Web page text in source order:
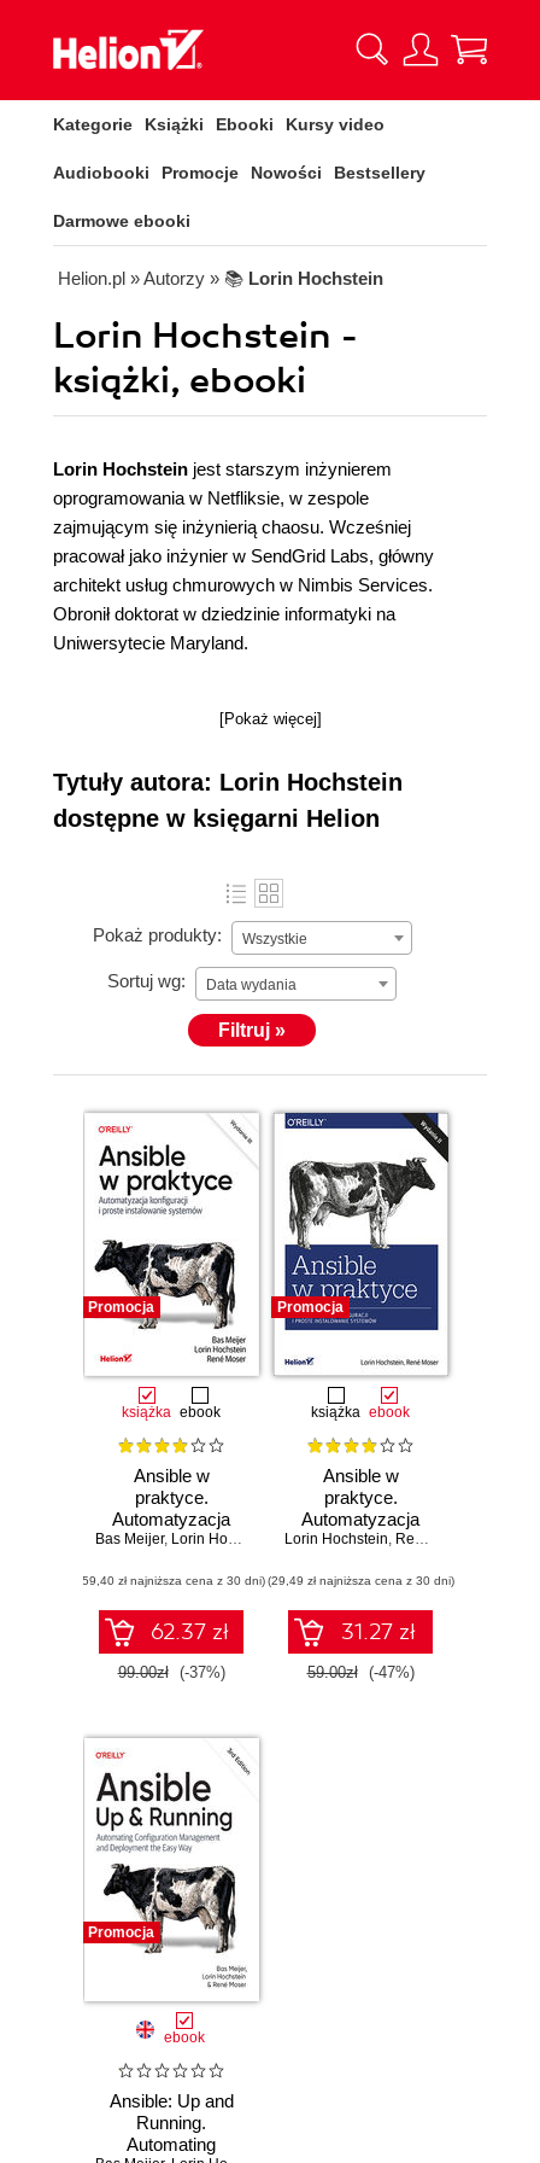
Kategorie Książki Ebooki Kursy video
Audiobooki Promocje Nowości Bestsellery
Darmowe ebooki
Helion.pl » Autorzy » 📚 Lorin Hochstein
Lorin Hochstein -
książki, ebooki
Lorin Hochstein jest starszym inżynierem
oprogramowania w Netfliksie, w zespole
zajmującym się inżynierią chaosu. Wcześniej
pracował jako inżynier w SendGrid Labs, główny
architekt usług chmurowych w Nimbis Services.
Obronił doktorat w dziedzinie informatyki na
Uniwersytecie Maryland.
[Pokaż więcej]
Tytuły autora: Lorin Hochstein
dostępne w księgarni Helion
Pokaż produkty: Wszystkie
Sortuj wg: Data wydania
Filtruj »
Promocja
książka ebook
Ansible w
praktyce.
Automatyzacja
konfiguracji i proste
systemów.
Wydanie III
Bas Meijer, Lorin Hochstein René Moser
(59,40 zł najniższa cena z 30 dni)
62.37 zł
99.00zł (-37%)
Promocja
książka ebook
Ansible w
praktyce.
Automatyzacja
konfiguracji i proste
systemów.
Wydanie II
Lorin Hochstein, Rene Moser
(29,49 zł najniższa cena z 30 dni)
31.27 zł
59.00zł (-47%)
Promocja
ebook
Ansible: Up and
Running.
Automating